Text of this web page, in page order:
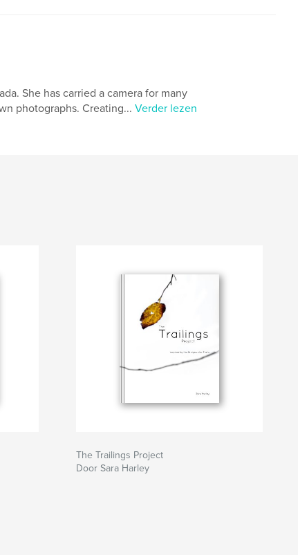
She has carried a camera for many
photographs. Creating... Verder lezen
The Trailings Project
Door Sara Harley